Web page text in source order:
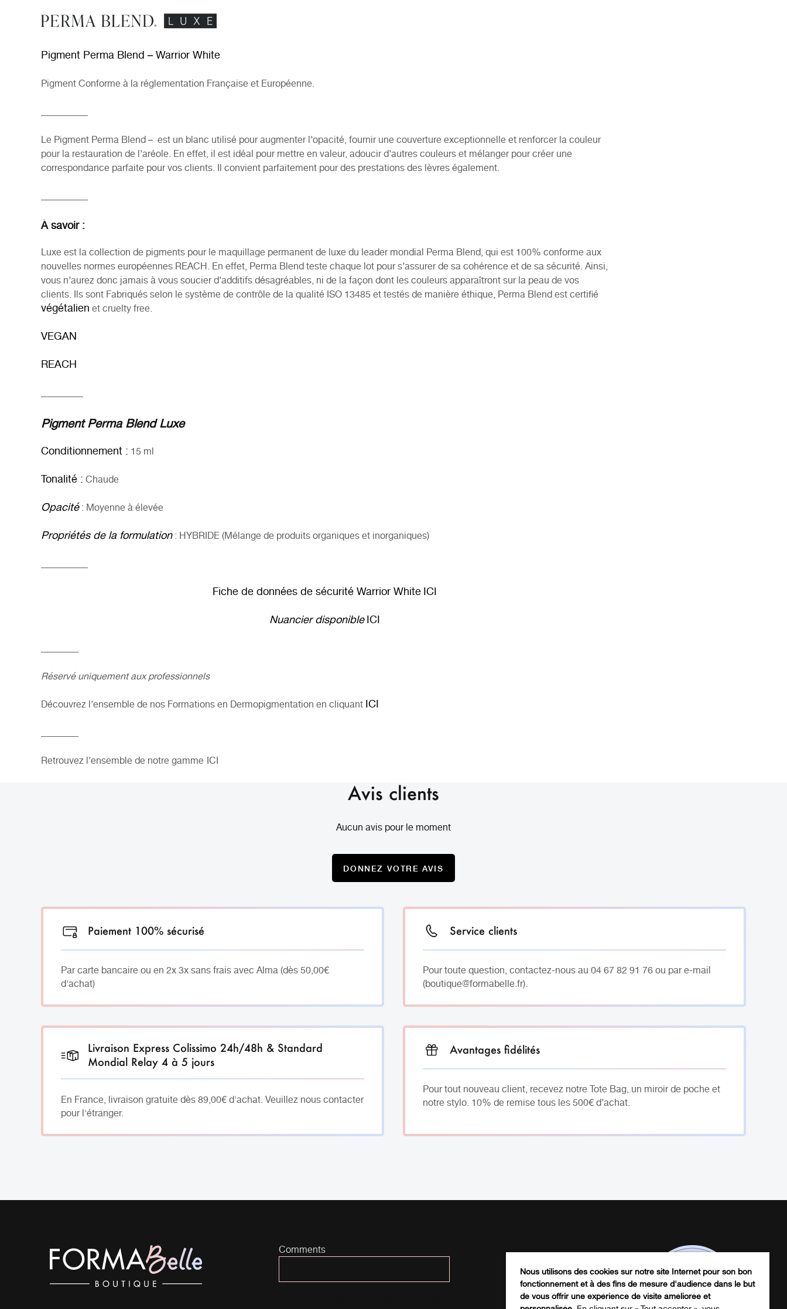
Pigment Perma Blend – Warrior White
Pigment Conforme à la réglementation Française et Européenne.
__________
Le Pigment Perma Blend – est un blanc utilisé pour augmenter l’opacité, fournir une couverture exceptionnelle et renforcer la couleur
pour la restauration de l’aréole. En effet, il est idéal pour mettre en valeur, adoucir d’autres couleurs et mélanger pour créer une
correspondance parfaite pour vos clients. Il convient parfaitement pour des prestations des lèvres également.
__________
À savoir :
Luxe est la collection de pigments pour le maquillage permanent de luxe du leader mondial Perma Blend, qui est 100% conforme aux
nouvelles normes européennes REACH. En effet, Perma Blend teste chaque lot pour s’assurer de sa cohérence et de sa sécurité. Ainsi,
vous n’aurez donc jamais à vous soucier d’additifs désagréables, ni de la façon dont les couleurs apparaîtront sur la peau de vos
clients. Ils sont Fabriqués selon le système de contrôle de la qualité ISO 13485 et testés de manière éthique, Perma Blend est certifié
végétalien etcruelty free.
VEGAN
REACH
_________
Pigment Perma Blend Luxe
Conditionnement : 15 ml
Tonalité : Chaude
Opacité: Moyenne à élevée
Propriétés de la formulation: HYBRIDE (Mélange de produits organiques et inorganiques)
__________
Fiche de données de sécurité Warrior WhiteICI
Nuancier disponibleICI
________
Réservé uniquement aux professionnels
Découvrez l’ensemble de nos Formations en Dermopigmentation en cliquant ICI
________
Retrouvez l’ensemble de notre gamme ICI
Avis clients
Aucun avis pour le moment
DONNEZ VOTRE AVIS
Paiement 100% sécurisé
Par carte bancaire ou en 2x 3x sans frais avec Alma (dès 50,00€
d'achat)
Service clients
Pour toute question, contactez-nous au 04 67 82 91 76 ou par e-mail
(boutique@formabelle.fr).
Livraison Express Colissimo 24h/48h & Standard
Mondial Relay 4 à 5 jours
En France, livraison gratuite dès 89,00€ d'achat. Veuillez nous contacter
pour l'étranger.
Avantages fidélités
Pour tout nouveau client, recevez notre Tote Bag, un miroir de poche et
notre stylo. 10% de remise tous les 500€ d’achat.
Comments
Nous utilisons des cookies sur notre site Internet pour son bon
fonctionnement et à des fins de mesure d'audience dans le but
de vous offrir une expérience de visite améliorée et